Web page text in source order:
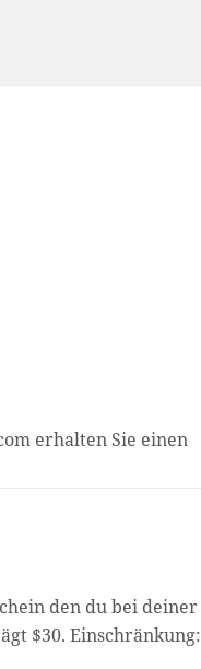
erhalten Sie einen
den du bei deiner
$30. Einschränkung: